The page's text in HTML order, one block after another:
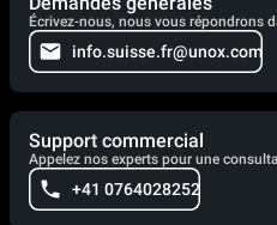
Écrivez-nous, nous vous répondrons
info.suisse.fr@unox.com
Support commercial
Appelez nos experts pour une
+41 0764028252